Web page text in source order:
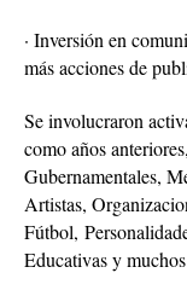
· Inversión en
más acciones de
Se involucraron
como años
Gubernamentales,
Artistas,
Fútbol,
Educativas y